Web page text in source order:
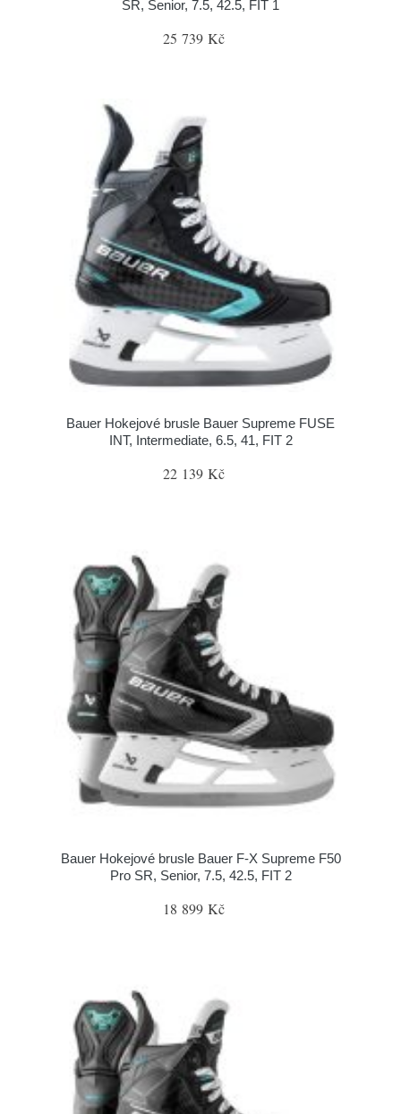
SR, Senior, 7.5, 42.5, FIT 1
25 739 Kč
Bauer Hokejové brusle Bauer Supreme FUSE
INT, Intermediate, 6.5, 41, FIT 2
22 139 Kč
Bauer Hokejové brusle Bauer F-X Supreme F50
Pro SR, Senior, 7.5, 42.5, FIT 2
18 899 Kč